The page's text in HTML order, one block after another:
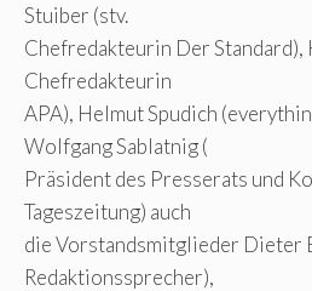
Stuiber (stv.
Chefredakteurin Der Standard),
Chefredakteurin
APA), Helmut Spudich
Wolfgang Sablatnig (
Präsident des Presserats und
Tageszeitung) auch
die Vorstandsmitglieder Dieter
Redaktionssprecher),